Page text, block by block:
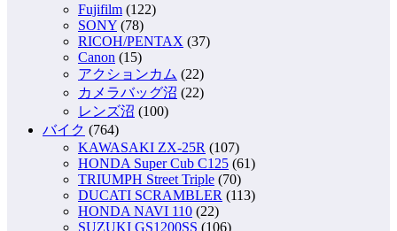
Fujifilm (122)
SONY (78)
RICOH/PENTAX (37)
Canon (15)
アクションカム (22)
カメラバッグ沼 (22)
レンズ沼 (100)
バイク (764)
KAWASAKI ZX-25R (107)
HONDA Super Cub C125 (61)
TRIUMPH Street Triple (70)
DUCATI SCRAMBLER (113)
HONDA NAVI 110 (22)
SUZUKI GS1200SS (106)